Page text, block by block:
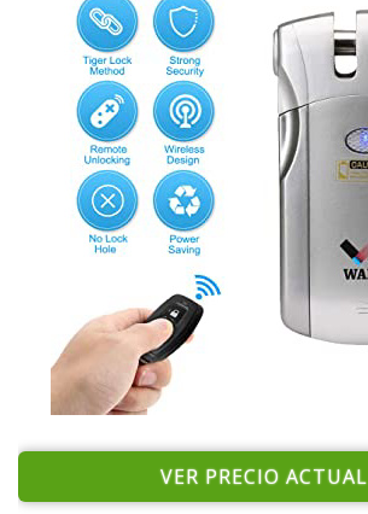
VER PRECIO ACTUAL